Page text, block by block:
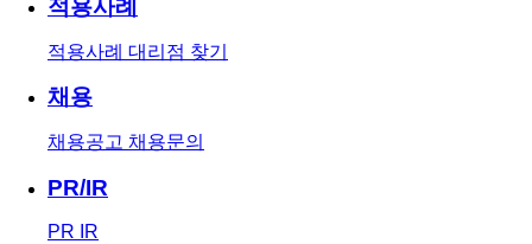
적용사례
적용사례 대리점 찾기
채용
채용공고 채용문의
PR/IR
PR IR